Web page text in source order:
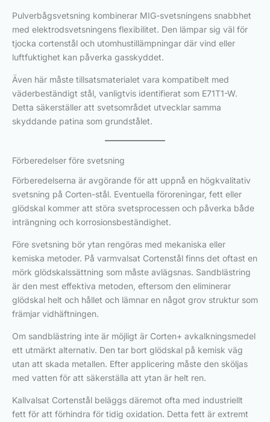
Pulverbågsvetsning kombinerar MIG-svetsningens snabbhet
med elektrodsvetsningens flexibilitet. Den lämpar sig väl för
tjocka cortenstål och utomhustillämpningar där vind eller
luftfuktighet kan påverka gasskyddet.
Även här måste tillsatsmaterialet vara kompatibelt med
väderbeständigt stål, vanligtvis identifierat som E71T1-W.
Detta säkerställer att svetsområdet utvecklar samma
skyddande patina som grundstålet.
Förberedelser före svetsning
Förberedelserna är avgörande för att uppnå en högkvalitativ
svetsning på Corten-stål. Eventuella föroreningar, fett eller
glödskal kommer att störa svetsprocessen och påverka både
inträngning och korrosionsbeständighet.
Före svetsning bör ytan rengöras med mekaniska eller
kemiska metoder. På varmvalsat Cortenstål finns det oftast en
mörk glödskalssättning som måste avlägsnas. Sandblästring
är den mest effektiva metoden, eftersom den eliminerar
glödskal helt och hållet och lämnar en något grov struktur som
främjar vidhäftningen.
Om sandblästring inte är möjligt är Corten+ avkalkningsmedel
ett utmärkt alternativ. Den tar bort glödskal på kemisk väg
utan att skada metallen. Efter applicering måste den sköljas
med vatten för att säkerställa att ytan är helt ren.
Kallvalsat Cortenstål beläggs däremot ofta med industriellt
fett för att förhindra för tidig oxidation. Detta fett är extremt